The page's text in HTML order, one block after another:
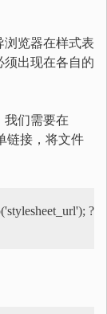
浏览器在样式表
须出现在各自的
我们需要在
链接，将文件